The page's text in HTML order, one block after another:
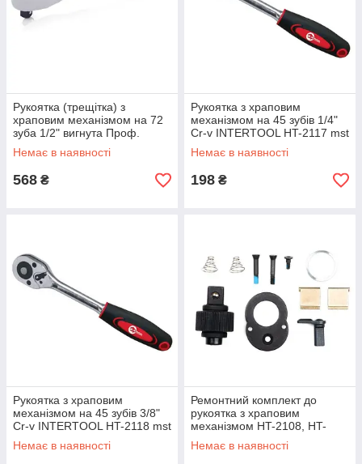
Рукоятка (трещітка) з
храповим механізмом на 72
зуба 1/2" вигнута Проф.
INTERTOOL HT-2109 mst mst
Немає в наявності
568 ₴
Рукоятка з храповим
механізмом на 45 зубів 1/4"
Cr-v INTERTOOL HT-2117 mst
mst
Немає в наявності
198 ₴
Рукоятка з храповим
механізмом на 45 зубів 3/8"
Cr-v INTERTOOL HT-2118 mst
mst
Немає в наявності
Ремонтний комплект до
рукоятка з храповим
механізмом HT-2108, HT-
2112,ET-8002, 3/8", 72 зуба
INTERTOOL HT-2122 mst mst
Немає в наявності